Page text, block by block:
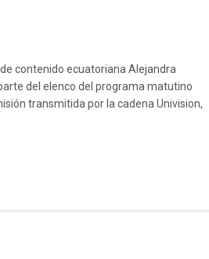
contenido ecuatoriana Alejandra
del elenco del programa matutino
transmitida por la cadena Univision,